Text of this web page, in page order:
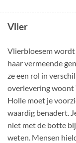
Vlier
Vlierbloesem wordt
haar vermeende
ze een rol in
overlevering woont
Holle moet je
waardig benadert.
niet met de botte
weten. Mensen